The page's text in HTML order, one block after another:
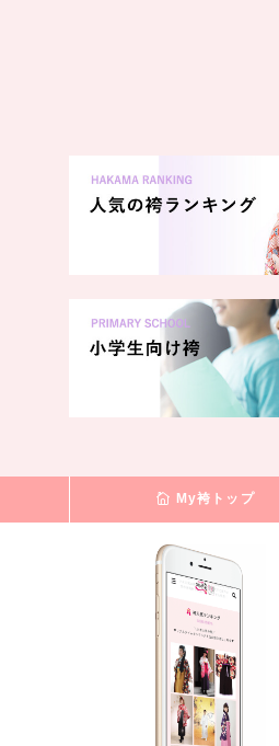
My袴トップ